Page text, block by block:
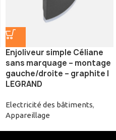
Enjoliveur simple Céliane
sans marquage – montage
gauche/droite – graphite |
LEGRAND
Electricité des bâtiments,
Appareillage